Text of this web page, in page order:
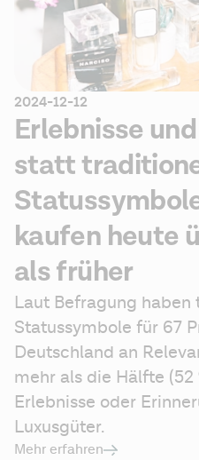
2024-12-12
Erlebnisse
statt
kaufen heute
als früher
Laut Befragung
Statussymbole für 67
Deutschland an
mehr als die Hälfte
Erlebnisse oder
Luxusgüter.
Mehr erfahren